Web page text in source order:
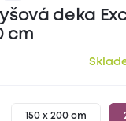
deka
cm
150 x 200 cm